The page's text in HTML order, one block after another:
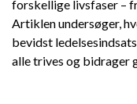
forskellige livsfaser –
Artiklen undersøger,
bevidst
alle trives og bidrager